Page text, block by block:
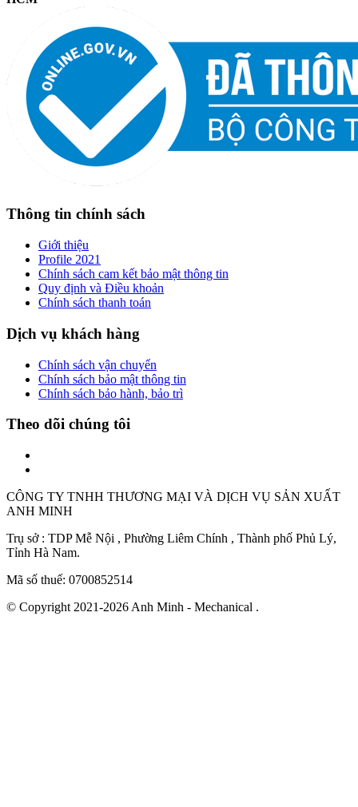
Thông tin chính sách
Giới thiệu
Profile 2021
Chính sách cam kết bảo mật thông tin
Quy định và Điều khoản
Chính sách thanh toán
Dịch vụ khách hàng
Chính sách vận chuyển
Chính sách bảo mật thông tin
Chính sách bảo hành, bảo trì
Theo dõi chúng tôi
CÔNG TY TNHH THƯƠNG MẠI VÀ DỊCH VỤ SẢN XUẤT
ANH MINH
Trụ sở : TDP Mễ Nội , Phường Liêm Chính , Thành phố Phủ Lý,
Tỉnh Hà Nam.
Mã số thuế: 0700852514
© Copyright 2021-2026 Anh Minh - Mechanical .